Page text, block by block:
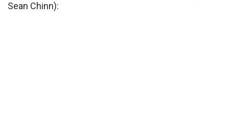
Sean Chinn):